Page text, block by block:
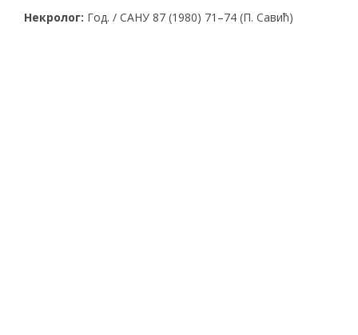
Некролог: Год. / САНУ 87 (1980) 71–74 (П. Савић)